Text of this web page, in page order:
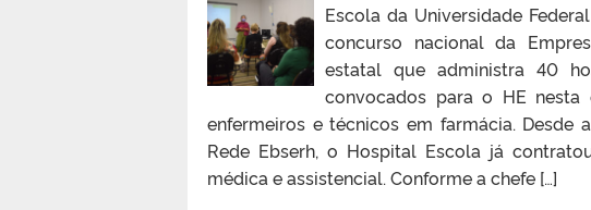
Escola da Universidade
concurso nacional da
estatal que administra 40
convocados para o HE nesta
enfermeiros e técnicos em farmácia.
Rede Ebserh, o Hospital Escola já
médica e assistencial. Conforme a chefe […]